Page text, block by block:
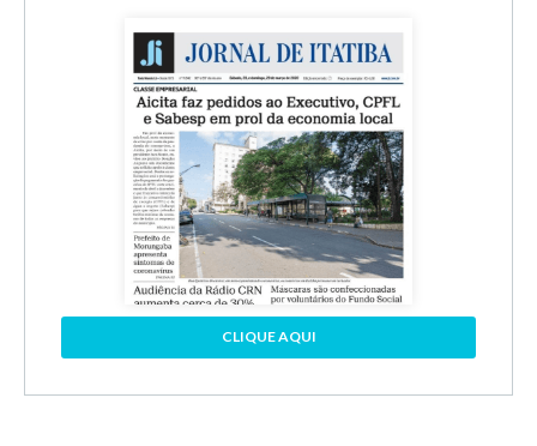
CLIQUE AQUI